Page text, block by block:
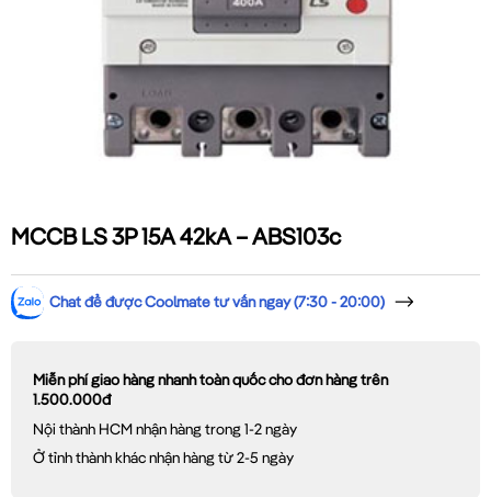
MCCB LS 3P 15A 42kA – ABS103c
Chat để được Coolmate tư vấn ngay (7:30 - 20:00)
Miễn phí giao hàng nhanh toàn quốc cho đơn hàng trên
1.500.000đ
Nội thành HCM nhận hàng trong 1-2 ngày
Ở tỉnh thành khác nhận hàng từ 2-5 ngày